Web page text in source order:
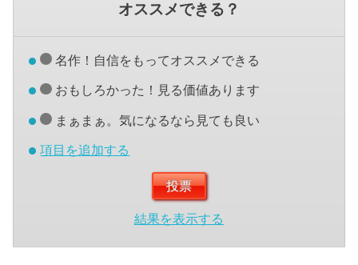
オススメできる？
名作！自信をもってオススメできる
おもしろかった！見る価値あります
まぁまぁ。気になるなら見ても良い
項目を追加する
結果を表示する